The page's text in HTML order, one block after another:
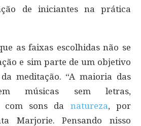
de iniciantes na prática
as faixas escolhidas não se
e sim parte de um objetivo
meditação. “A maioria das
músicas sem letras,
com sons da natureza, por
Marjorie. Pensando nisso